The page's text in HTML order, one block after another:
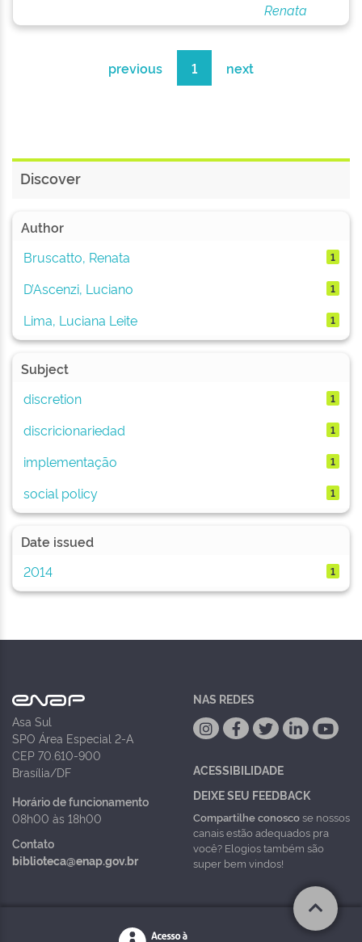
Renata
previous 1 next
Discover
Author
Bruscatto, Renata
1
D’Ascenzi, Luciano 1
Lima, Luciana Leite 1
Subject
discretion
1
discricionariedad 1
implementação 1
social policy 1
Date issued
2014
1
Asa Sul
SPO Área Especial 2-A
CEP 70.610-900
Brasília/DF
Horário de funcionamento
08h00 às 18h00
Contato
biblioteca@enap.gov.br
NAS REDES
ACESSIBILIDADE
DEIXE SEU FEEDBACK
Compartilhe conoscose nossos
canais estão adequados pra
você? Elogios também são
super bem vindos!